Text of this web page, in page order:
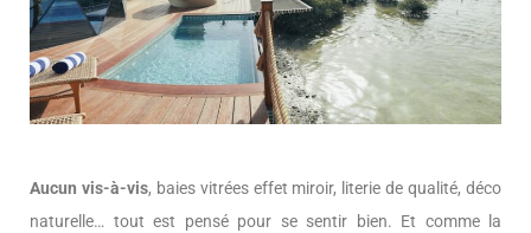
Aucun vis-à-vis, baies vitrées effet miroir, literie de qualité, déco
naturelle… tout est pensé pour se sentir bien. Et comme la